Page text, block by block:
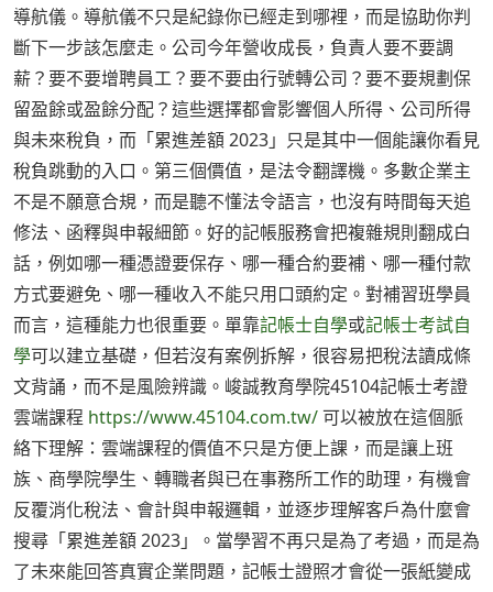
導航儀。導航儀不只是紀錄你已經走到哪裡，而是協助你判
斷下一步該怎麼走。公司今年營收成長，負責人要不要調
薪？要不要增聘員工？要不要由行號轉公司？要不要規劃保
留盈餘或盈餘分配？這些選擇都會影響個人所得、公司所得
與未來稅負，而「累進差額 2023」只是其中一個能讓你看見
稅負跳動的入口。第三個價值，是法令翻譯機。多數企業主
不是不願意合規，而是聽不懂法令語言，也沒有時間每天追
修法、函釋與申報細節。好的記帳服務會把複雜規則翻成白
話，例如哪一種憑證要保存、哪一種合約要補、哪一種付款
方式要避免、哪一種收入不能只用口頭約定。對補習班學員
而言，這種能力也很重要。單靠記帳士自學或記帳士考試自
學可以建立基礎，但若沒有案例拆解，很容易把稅法讀成條
文背誦，而不是風險辨識。峻誠教育學院45104記帳士考證
雲端課程 https://www.45104.com.tw/ 可以被放在這個脈
絡下理解：雲端課程的價值不只是方便上課，而是讓上班
族、商學院學生、轉職者與已在事務所工作的助理，有機會
反覆消化稅法、會計與申報邏輯，並逐步理解客戶為什麼會
搜尋「累進差額 2023」。當學習不再只是為了考過，而是為
了未來能回答真實企業問題，記帳士證照才會從一張紙變成